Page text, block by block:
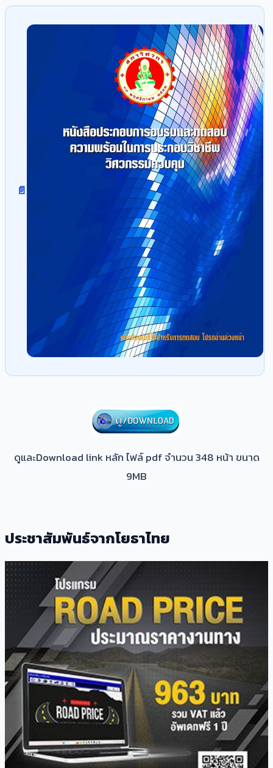
ดูและDownload link หลัก ไฟล์ pdf จำนวน 348 หน้า ขนาด
9MB
ประชาสัมพันธ์จากโยธาไทย